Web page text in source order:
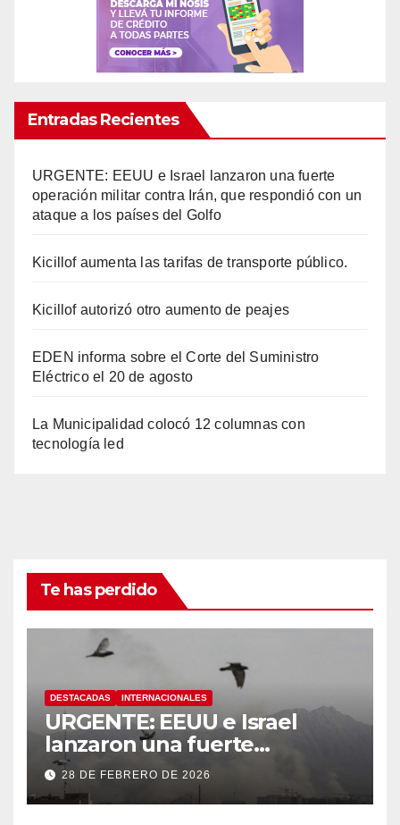
Entradas Recientes
URGENTE: EEUU e Israel lanzaron una fuerte
operación militar contra Irán, que respondió con un
ataque a los países del Golfo
Kicillof aumenta las tarifas de transporte público.
Kicillof autorizó otro aumento de peajes
EDEN informa sobre el Corte del Suministro
Eléctrico el 20 de agosto
La Municipalidad colocó 12 columnas con
tecnología led
Te has perdido
DESTACADAS INTERNACIONALES
URGENTE: EEUU e Israel
lanzaron una fuerte
operación militar contra Irán,
que respondió con un ataque
a los países del Golfo
28 DE FEBRERO DE 2026